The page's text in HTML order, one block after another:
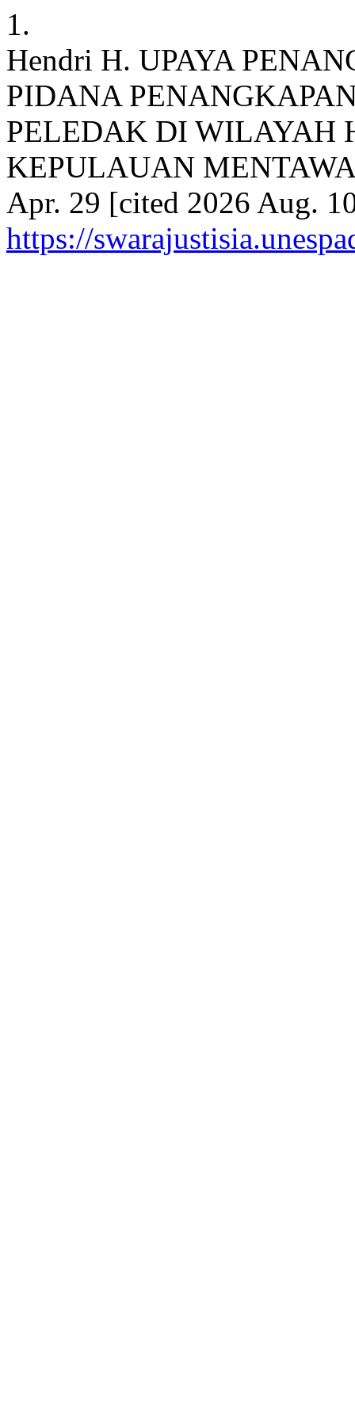
1.
Hendri H. UPAYA
PIDANA
PELEDAK DI WILAYAH
KEPULAUAN
Apr. 29 [cited 2026 Aug.
https://